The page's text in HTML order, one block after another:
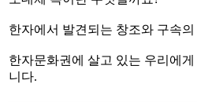
한자에서 발견되는 창조와 구속
한자문화권에 살고 있는 우리에
니다.